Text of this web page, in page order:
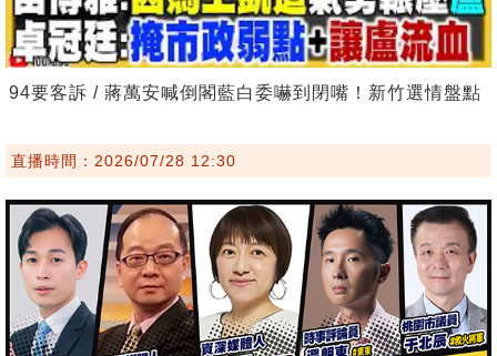
94要客訴 / 蔣萬安喊倒閣藍白委嚇到閉嘴！新竹選情盤點
直播時間：2026/07/28 12:30